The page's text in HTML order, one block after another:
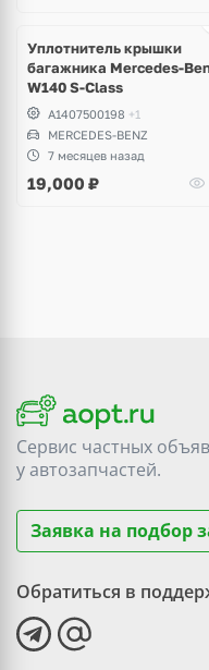
Уплотнитель крышки
багажника Mercedes-
W140 S-Class
A1407500198 +1
MERCEDES-BENZ
7 месяцев назад
19,000 ₽
Сервис частных
уавтозапчастей.
Заявка на подбор
Обратиться в